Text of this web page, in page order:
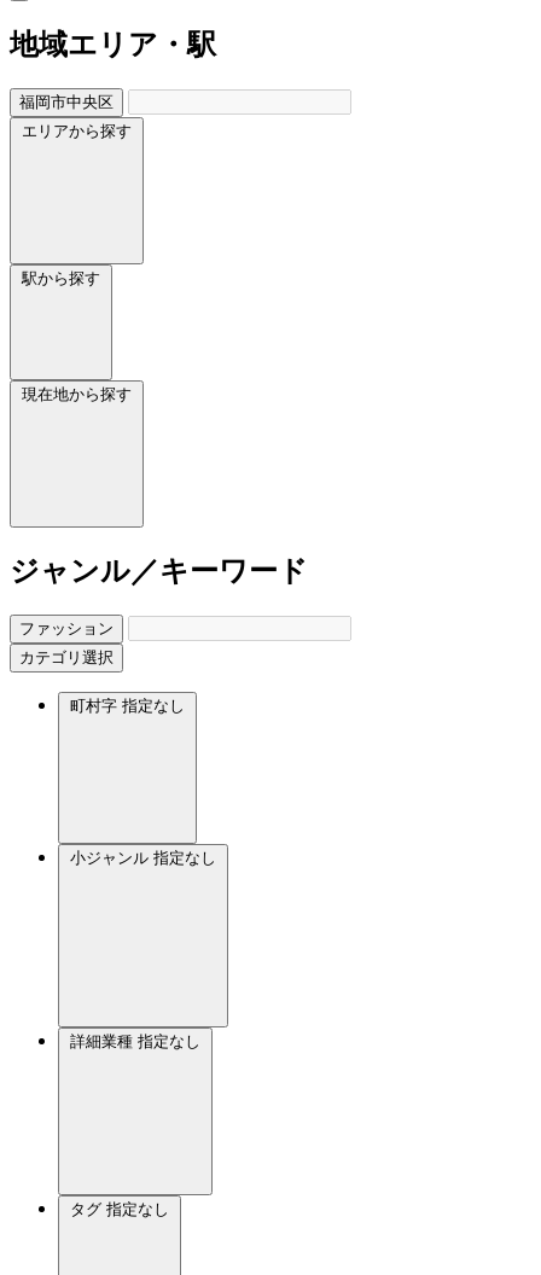
地域エリア・駅
福岡市中央区
エリアから探す
駅から探す
現在地から探す
ジャンル／キーワード
ファッション
カテゴリ選択
町村字 指定なし
小ジャンル 指定なし
詳細業種 指定なし
タグ 指定なし